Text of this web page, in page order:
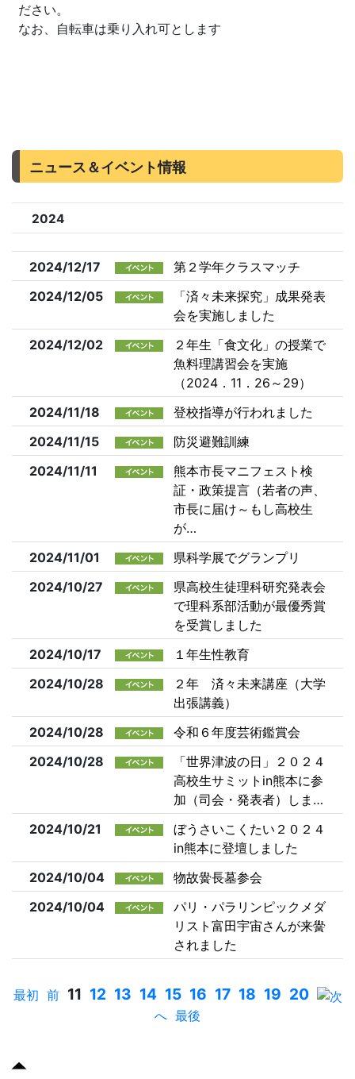
ださい。
なお、自転車は乗り入れ可とします
ニュース＆イベント情報
2024
2024/12/17
第２学年クラスマッチ
2024/12/05
「済々未来探究」成果発表
会を実施しました
2024/12/02
２年生「食文化」の授業で
魚料理講習会を実施
（2024．11．26～29）
2024/11/18
登校指導が行われました
2024/11/15
防災避難訓練
2024/11/11
熊本市長マニフェスト検
証・政策提言（若者の声、
市長に届け～もし高校生
が…
2024/11/01
県科学展でグランプリ
2024/10/27
県高校生徒理科研究発表会
で理科系部活動が最優秀賞
を受賞しました
2024/10/17
１年生性教育
2024/10/28
２年 済々未来講座（大学
出張講義）
2024/10/28
令和６年度芸術鑑賞会
2024/10/28
「世界津波の日」２０２４
高校生サミットin熊本に参
加（司会・発表者）しま…
2024/10/21
ぼうさいこくたい２０２４
in熊本に登壇しました
2024/10/04
物故黌長墓参会
2024/10/04
パリ・パラリンピックメダ
リスト富田宇宙さんが来黌
されました
最初 前 11 12 13 14 15 16 17 18 19 20
へ 最後